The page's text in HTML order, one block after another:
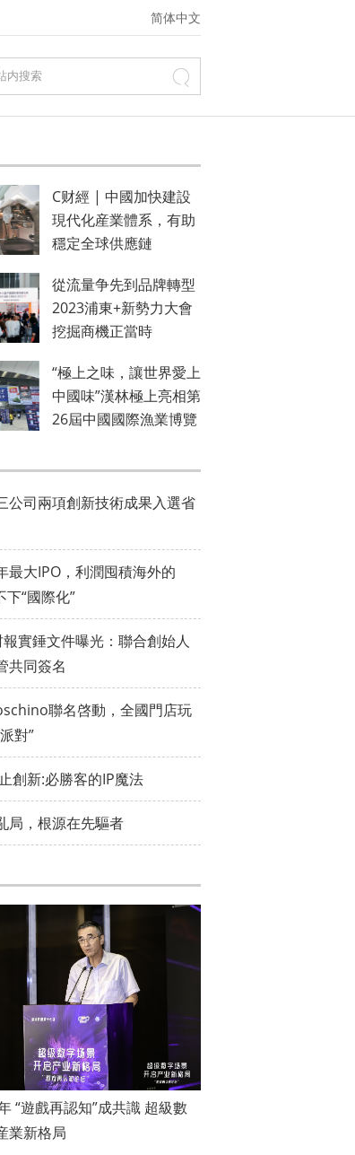
简体中文
C财經 | 中國加快建設
現代化産業體系，有助
穩定全球供應鏈
從流量争先到品牌轉型
2023浦東+新勢力大會
挖掘商機正當時
“極上之味，讓世界愛上
中國味”漢林極上亮相第
26屆中國國際漁業博覽
公司兩項創新技術成果入選省
最大IPO，利潤囤積海外的
下“國際化”
實錘文件曝光：聯合創始人
共同簽名
聯名啓動，全國門店玩
對”
創新:必勝客的IP魔法
局，根源在先驅者
“遊戲再認知”成共識 超級數
業新格局